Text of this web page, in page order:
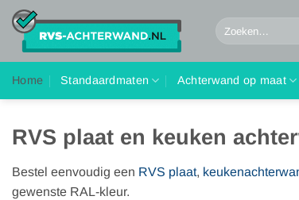
naar
inhoud
Home Standaardmaten Achterwand op maat
RVS plaat en keuken
Bestel eenvoudig een RVS plaat,
gewenste RAL-kleur.